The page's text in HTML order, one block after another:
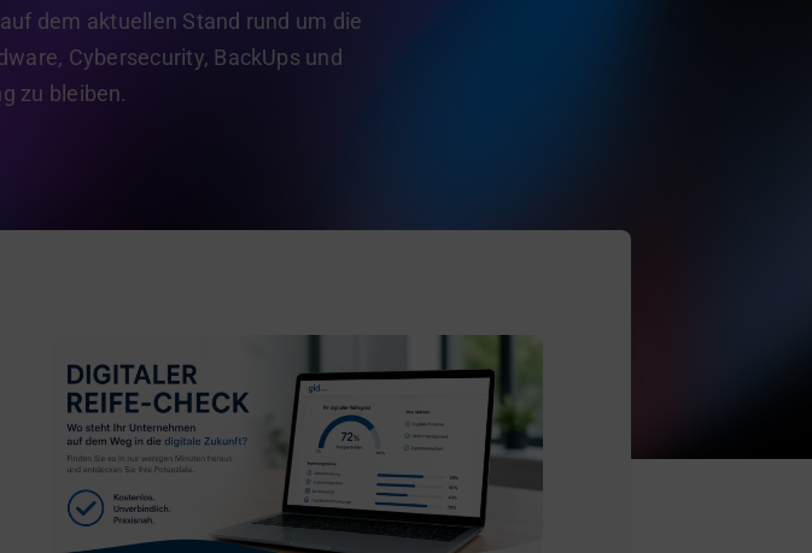
dem aktuellen Stand rund um die
Cybersecurity, BackUps und
zu bleiben.